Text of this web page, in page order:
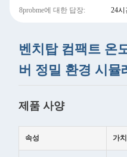
8probme에 대한 답장: 24시
벤치탑 컴팩트 온
버 정밀 환경 시뮬
제품 사양
속성 가치